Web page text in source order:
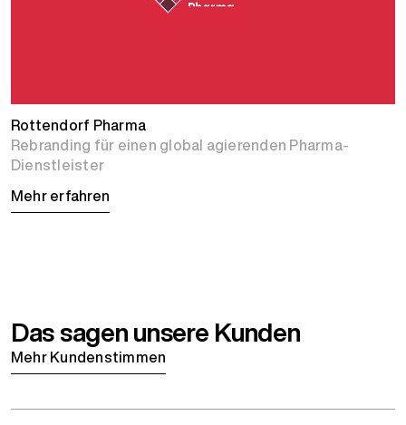
Rottendorf Pharma
Rebranding für einen global agierenden Pharma-
Dienstleister
Mehr erfahren
Das sagen unsere Kunden
Mehr Kundenstimmen